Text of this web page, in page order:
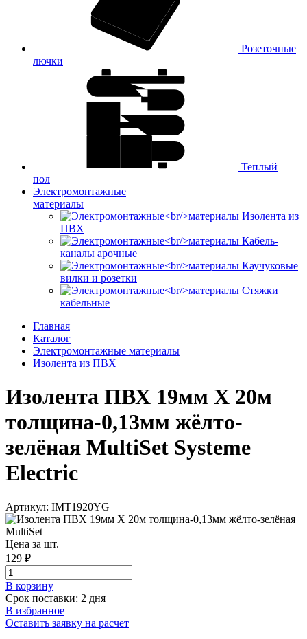
Розеточные
лючки
Теплый
пол
Электромонтажные
материалы
Изолента из
ПВХ
Кабель-
каналы арочные
Каучуковые
вилки и розетки
Стяжки
кабельные
Главная
Каталог
Электромонтажные материалы
Изолента из ПВХ
Изолента ПВХ 19мм Х 20м
толщина-0,13мм жёлто-
зелёная MultiSet Systeme
Electric
Артикул: IMT1920YG
Цена за шт.
129 ₽
В корзинy
Срок поставки: 2 дня
В избранное
Оставить заявку на расчет